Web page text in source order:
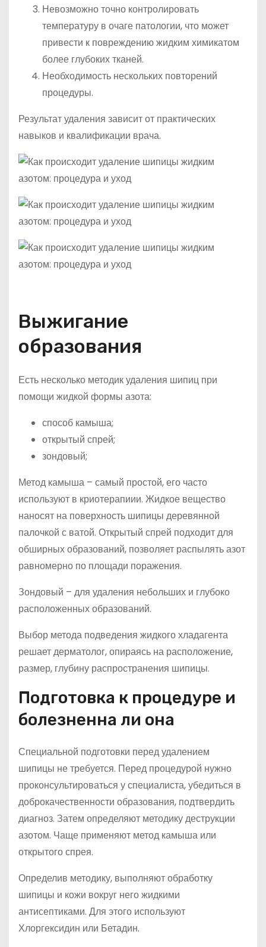
Невозможно точно контролировать
температуру в очаге патологии, что может
привести к повреждению жидким химикатом
более глубоких тканей.
Необходимость нескольких повторений
процедуры.
Результат удаления зависит от практических
навыков и квалификации врача.
Выжигание
образования
Есть несколько методик удаления шипиц при
помощи жидкой формы азота:
способ камыша;
открытый спрей;
зондовый;
Метод камыша – самый простой, его часто
используют в криотерапиии. Жидкое вещество
наносят на поверхность шипицы деревянной
палочкой с ватой. Открытый спрей подходит для
обширных образований, позволяет распылять азот
равномерно по площади поражения.
Зондовый – для удаления небольших и глубоко
расположенных образований.
Выбор метода подведения жидкого хладагента
решает дерматолог, опираясь на расположение,
размер, глубину распространения шипицы.
Подготовка к процедуре и
болезненна ли она
Специальной подготовки перед удалением
шипицы не требуется. Перед процедурой нужно
проконсультироваться у специалиста, убедиться в
доброкачественности образования, подтвердить
диагноз. Затем определяют методику деструкции
азотом. Чаще применяют метод камыша или
открытого спрея.
Определив методику, выполняют обработку
шипицы и кожи вокруг него жидкими
антисептиками. Для этого используют
Хлоргексидин или Бетадин.